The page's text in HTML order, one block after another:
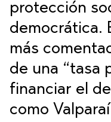
protección
democrática.
más
de una “tasa
financiar el
como